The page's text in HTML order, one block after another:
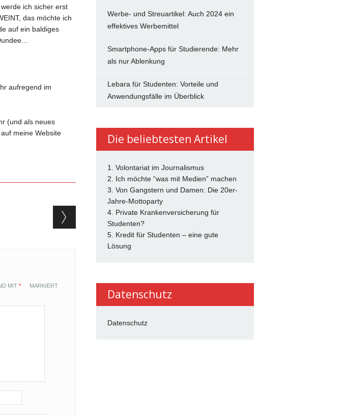
ich sicher erst
das möchte ich
auf ein baldiges
aufregend im
(und als neues
meine Website
MIT * MARKIERT
Werbe- und Streuartikel: Auch 2024 ein
effektives Werbemittel
Smartphone-Apps für Studierende: Mehr
als nur Ablenkung
Lebara für Studenten: Vorteile und
Anwendungsfälle im Überblick
Die beliebtesten Artikel
1. Volontariat im Journalismus
2. Ich möchte “was mit Medien” machen
3. Von Gangstern und Damen: Die 20er-
Jahre-Mottoparty
4. Private Krankenversicherung für
Studenten?
5. Kredit für Studenten – eine gute
Lösung
Datenschutz
Datenschutz